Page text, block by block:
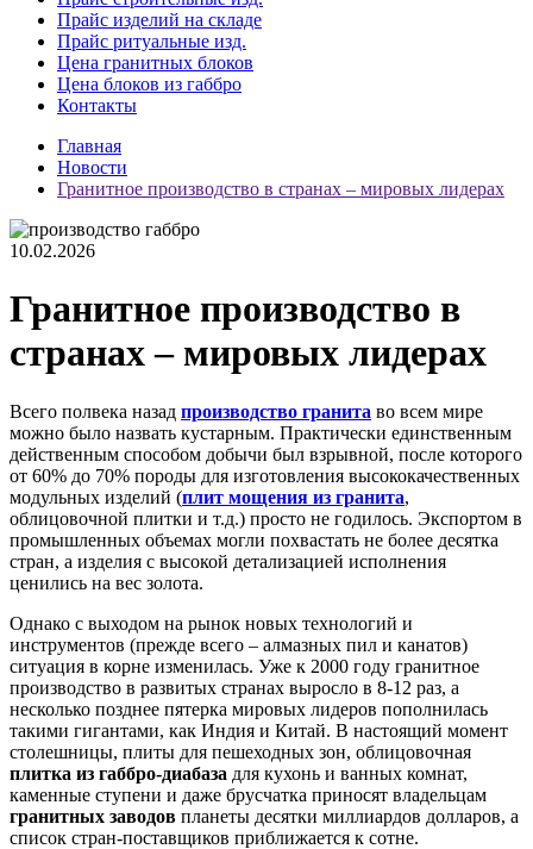
Прайс изделий на складе
Прайс ритуальные изд.
Цена гранитных блоков
Цена блоков из габбро
Контакты
Главная
Новости
Гранитное производство в странах – мировых лидерах
10.02.2026
Гранитное производство в
странах – мировых лидерах
Всего полвека назад производство гранита во всем мире
можно было назвать кустарным. Практически единственным
действенным способом добычи был взрывной, после которого
от 60% до 70% породы для изготовления высококачественных
модульных изделий (плит мощения из гранита,
облицовочной плитки и т.д.) просто не годилось. Экспортом в
промышленных объемах могли похвастать не более десятка
стран, а изделия с высокой детализацией исполнения
ценились на вес золота.
Однако с выходом на рынок новых технологий и
инструментов (прежде всего – алмазных пил и канатов)
ситуация в корне изменилась. Уже к 2000 году гранитное
производство в развитых странах выросло в 8-12 раз, а
несколько позднее пятерка мировых лидеров пополнилась
такими гигантами, как Индия и Китай. В настоящий момент
столешницы, плиты для пешеходных зон, облицовочная
плитка из габбро-диабаза для кухонь и ванных комнат,
каменные ступени и даже брусчатка приносят владельцам
гранитных заводов планеты десятки миллиардов долларов, а
список стран-поставщиков приближается к сотне.